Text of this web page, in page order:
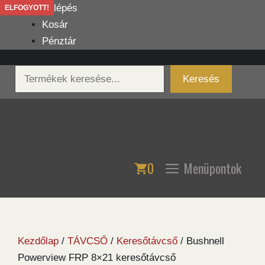
Kilépés
tartalomba
Belépés
Kosár
Pénztár
Keresés
Keresés
0 Menüpontok
Kezdőlap / TÁVCSŐ / Keresőtávcső / Bushnell
Powerview FRP 8×21 keresőtávcső
ELFOGYOTT!